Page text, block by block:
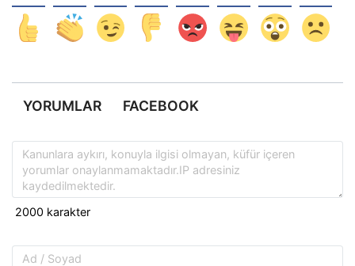
YORUMLAR FACEBOOK